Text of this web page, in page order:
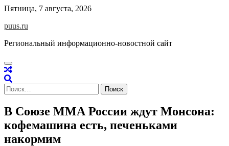
Skip
content
Пятница, 7 августа, 2026
puus.ru
Региональный информационно-новостной сайт
Найти:
В Союзе ММА России ждут Монсона:
кофемашина есть, печеньками
накормим